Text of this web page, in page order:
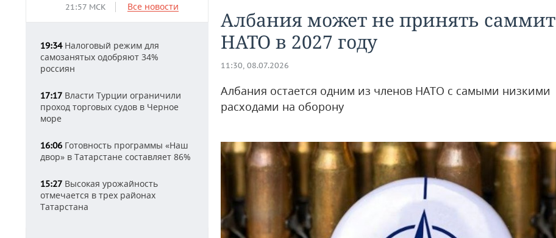
21:57 МСК Все новости
19:34Налоговый режим для
самозанятых одобряют 34%
россиян
17:17 Власти Турции ограничили
проход торговых судов в Черное
море
16:06 Готовность программы «Наш
двор» в Татарстане составляет 86%
15:27 Высокая урожайность
отмечается в трех районах
Татарстана
Албания может не принять саммит
НАТО в 2027 году
11:30, 08.07.2026
Албания остается одним из членов НАТО с самыми низкими
расходами на оборону